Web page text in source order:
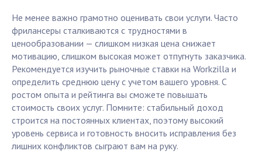
Не менее важно грамотно оценивать свои услуги. Часто
фрилансеры сталкиваются с трудностями в
ценообразовании — слишком низкая цена снижает
мотивацию, слишком высокая может отпугнуть заказчика.
Рекомендуется изучить рыночные ставки на Workzilla и
определить среднюю цену с учетом вашего уровня. С
ростом опыта и рейтинга вы сможете повышать
стоимость своих услуг. Помните: стабильный доход
строится на постоянных клиентах, поэтому высокий
уровень сервиса и готовность вносить исправления без
лишних конфликтов сыграют вам на руку.